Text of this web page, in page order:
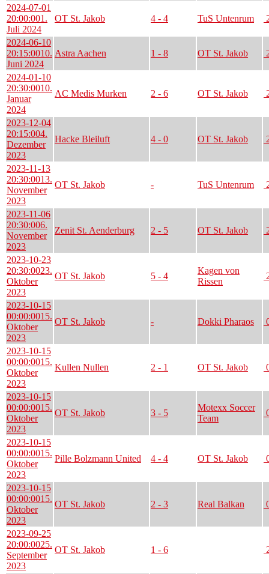
2024-07-01
20:00:001.
Juli 2024
OT St. Jakob 4 - 4 TuS Untenrum
2024-06-10
20:15:0010.
Juni 2024
Astra Aachen 1 - 8 OT St. Jakob
2024-01-10
20:30:0010.
Januar
2024
AC Medis Murken 2 - 6 OT St. Jakob
2023-12-04
20:15:004.
Dezember
2023
Hacke Bleiluft 4 - 0 OT St. Jakob
2023-11-13
20:30:0013.
November
2023
OT St. Jakob - TuS Untenrum
2023-11-06
20:30:006.
November
2023
Zenit St. Aenderburg 2 - 5 OT St. Jakob
2023-10-23
20:30:0023.
Oktober
2023
OT St. Jakob 5 - 4
Kagen von
Rissen
2023-10-15
00:00:0015.
Oktober
2023
OT St. Jakob - Dokki Pharaos
2023-10-15
00:00:0015.
Oktober
2023
Kullen Nullen 2 - 1 OT St. Jakob
2023-10-15
00:00:0015.
Oktober
2023
OT St. Jakob 3 - 5
Motexx Soccer
Team
2023-10-15
00:00:0015.
Oktober
2023
Pille Bolzmann United 4 - 4 OT St. Jakob
2023-10-15
00:00:0015.
Oktober
2023
OT St. Jakob 2 - 3 Real Balkan
2023-09-25
20:00:0025.
September
2023
OT St. Jakob 1 - 6